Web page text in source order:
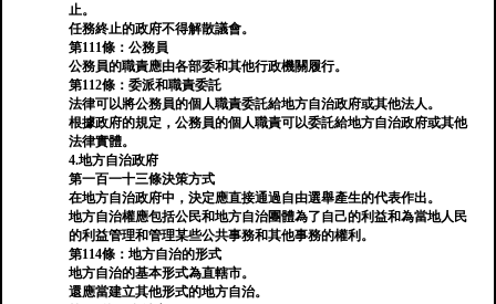
止。
任務終止的政府不得解散議會。
第111條：公務員
公務員的職責應由各部委和其他行政機關履行。
第112條：委派和職責委託
法律可以將公務員的個人職責委託給地方自治政府或其他法人。
根據政府的規定，公務員的個人職責可以委託給地方自治政府或其他
法律實體。
4.地方自治政府
第一百一十三條決策方式
在地方自治政府中，決定應直接通過自由選舉產生的代表作出。
地方自治權應包括公民和地方自治團體為了自己的利益和為當地人民
的利益管理和管理某些公共事務和其他事務的權利。
第114條：地方自治的形式
地方自治的基本形式為直轄市。
還應當建立其他形式的地方自治。